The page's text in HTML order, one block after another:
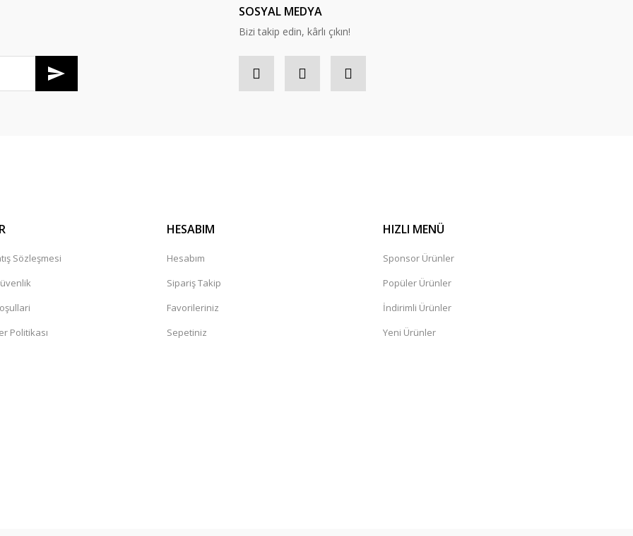
SOSYAL MEDYA
Bizi takip edin, kârlı çıkın!
Sözleşmesi
Politikası
HESABIM
Hesabım
Sipariş Takip
Favorileriniz
Sepetiniz
HIZLI MENÜ
Sponsor Ürünler
Popüler Ürünler
İndirimli Ürünler
Yeni Ürünler